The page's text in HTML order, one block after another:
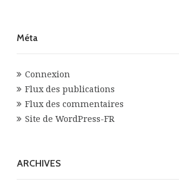
Méta
Connexion
Flux des publications
Flux des commentaires
Site de WordPress-FR
ARCHIVES